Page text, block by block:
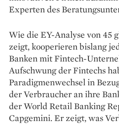
Experten des
Wie die EY-Analyse von 45
zeigt, kooperieren bislang
Banken mit Fintech-
Aufschwung der Fintechs
Paradigmen­wechsel in
der Verbraucher an ihre
der World Retail Banking
Capgemini. Er zeigt, was